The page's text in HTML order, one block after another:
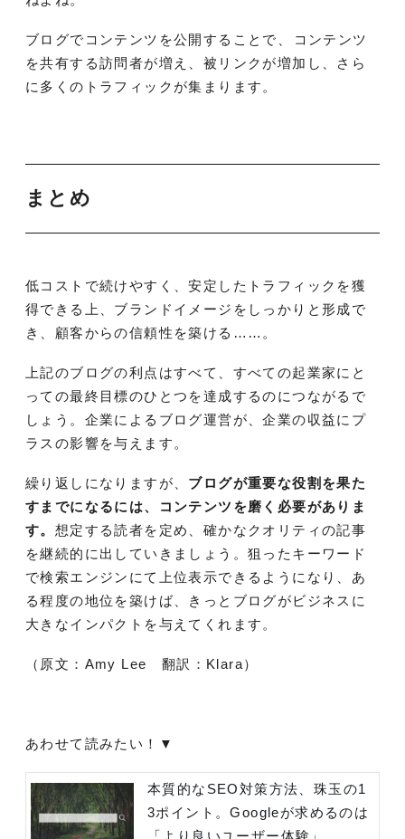
ブログでコンテンツを公開することで、コンテンツ
を共有する訪問者が増え、被リンクが増加し、さら
に多くのトラフィックが集まります。
まとめ
低コストで続けやすく、安定したトラフィックを獲
得できる上、ブランドイメージをしっかりと形成で
き、顧客からの信頼性を築ける……。
上記のブログの利点はすべて、すべての起業家にと
っての最終目標のひとつを達成するのにつながるで
しょう。企業によるブログ運営が、企業の収益にプ
ラスの影響を与えます。
繰り返しになりますが、 ブログが重要な役割を果た
すまでになるには、コンテンツを磨く必要がありま
す。 想定する読者を定め、確かなクオリティの記事
を継続的に出していきましょう。狙ったキーワード
で検索エンジンにて上位表示できるようになり、あ
る程度の地位を築けば、きっとブログがビジネスに
大きなインパクトを与えてくれます。
（原文：Amy Lee 翻訳：Klara）
あわせて読みたい！▼
本質的なSEO対策方法、珠玉の1
3ポイント。Googleが求めるのは
「より良いユーザー体験」